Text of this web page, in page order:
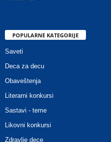
POPULARNE KATEGORIJE
Saveti
Deca za decu
Obaveštenja
Literarni konkursi
Sastavi - teme
Likovni konkursi
Zdravlje dece